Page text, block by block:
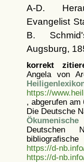
A-D.
Evangelist
B.
Augsburg,
korrekt
Angela von
https://
, abgerufen
Die Deutsche
Deutschen
https://d-
https://d-